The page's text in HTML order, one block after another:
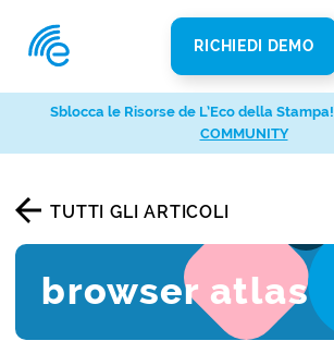
RICHIEDI DEMO
TUTTI GLI ARTICOLI
browser atlas
Sblocca le Risorse de L’Eco della Stampa!
COMMUNITY